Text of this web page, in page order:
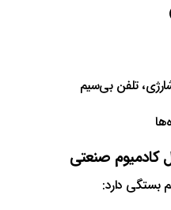
تلفن بی‌سیم
کادمیوم صنعتی
بستگی دارد: